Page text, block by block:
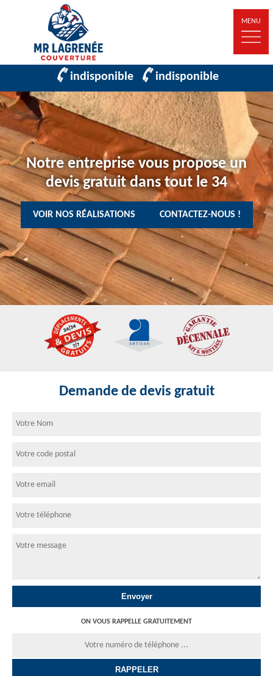
MENU
indisponible indisponible
Notre entreprise vous propose un
devis gratuit dans tout le 34
VOIR NOS RÉALISATIONS CONTACTEZ-NOUS !
Demande de devis gratuit
ON VOUS RAPPELLE GRATUITEMENT